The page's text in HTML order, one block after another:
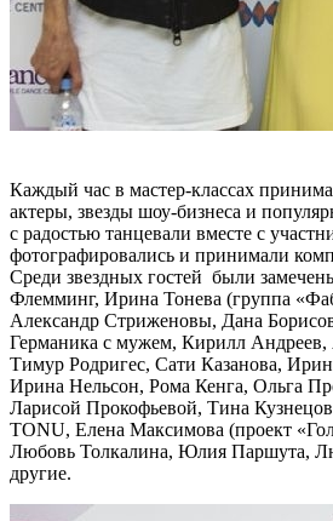
Каждый час в мастер-классах
актеры, звезды шоу-бизнеса и
с радостью танцевали вместе с
фотографировались и принимали
Среди звездных гостей были
Флемминг, Ирина Тонева (группа
Александр Стриженовы, Дана
Германика с мужем, Кирилл Андреев,
Тимур Родригес, Сати Казанова,
Ирина Нельсон, Рома Кенга, Ольга
Ларисой Прокофьевой, Тина
TONU, Елена Максимова (проект
Любовь Толкалина, Юлия Паршута,
другие.